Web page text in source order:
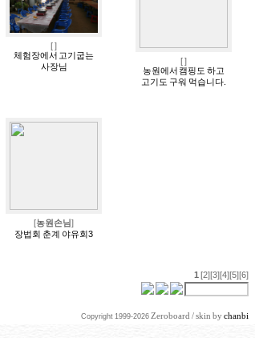
[]
체험장에서 고기굽는
사장님
[]
농원에서 캠핑도 하고
고기도 구워 먹습니다.
[농원손님]
장법회 춘계 야유회3
1 [2][3][4][5][6]
Copyright 1999-2026 Zeroboard / skin bychanbi